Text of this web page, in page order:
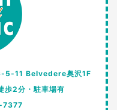
5-11 Belvedere奥沢1F
歩2分・駐車場有
7377